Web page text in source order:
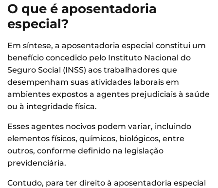
O que é aposentadoria
especial?
Em síntese, a aposentadoria especial constitui um
benefício concedido pelo Instituto Nacional do
Seguro Social (INSS) aos trabalhadores que
desempenham suas atividades laborais em
ambientes expostos a agentes prejudiciais à saúde
ou à integridade física.
Esses agentes nocivos podem variar, incluindo
elementos físicos, químicos, biológicos, entre
outros, conforme definido na legislação
previdenciária.
Contudo, para ter direito à aposentadoria especial